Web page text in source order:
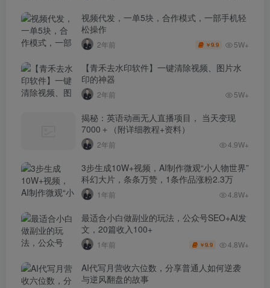
视频代发，一单5块，合作模式，一部手机轻
松操作
2年前 ￥9.9 5W+
【青禾去水印软件】一键清除视频、图片水
印的神器
2年前 5W+
揭秘：英语动画无人直播项目， 当天变现
7000＋（附详细教程+资料）
2年前 4.9W+
3步生成10W+视频，AI制作微观“小人物世界”
科幻大片，条条万赞，1条作品涨粉2.3万
1年前 4.8W+
最适合小白做副业的玩法，公众号SEO+AI发
文，20篇收入100+
1年前 ￥9.9 4.8W+
AI代写月营收六位数，分享普通人如何逆袭
与逆风翻盘的故事